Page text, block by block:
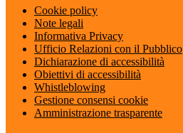
Cookie policy
Note legali
Informativa Privacy
Ufficio Relazioni con il Pubblico
Dichiarazione di accessibilità
Obiettivi di accessibilità
Whistleblowing
Gestione consensi cookie
Amministrazione trasparente